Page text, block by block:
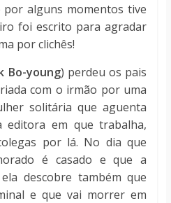
por alguns momentos tive
foi escrito para agradar
por clichês!
Bo-young) perdeu os pais
com o irmão por uma
solitária que aguenta
editora em que trabalha,
por lá. No dia que
é casado e que a
descobre também que
e que vai morrer em